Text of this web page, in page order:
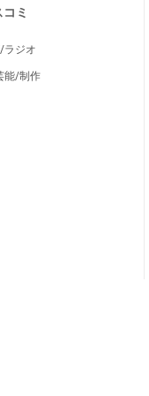
ミ
ラジオ
能/制作